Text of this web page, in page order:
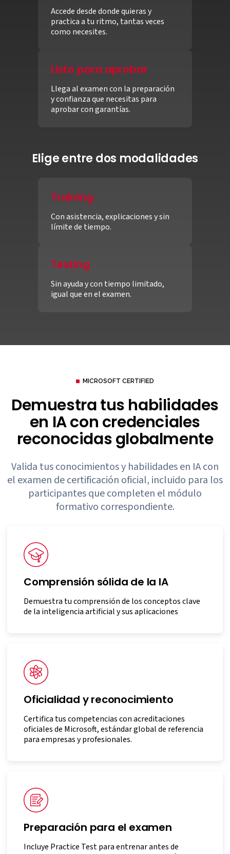
Accede desde donde quieras y
practica a tu ritmo, tantas veces
como necesites.
Listo para aprobar
Llega al examen con la preparación
y confianza que necesitas para
aprobar con garantías.
Elige entre dos modalidades
Training
Con asistencia, explicaciones y sin
límite de tiempo.
Testing
Sin ayuda y con tiempo limitado,
igual que en el examen.
MICROSOFT CERTIFIED
Demuestra tus habilidades
en IA con credenciales
reconocidas globalmente
Valida tus conocimientos y habilidades en IA con
el examen decertificación oficial, incluido para los
participantes que completen el módulo
formativo correspondiente.
Comprensión sólida de la IA
Demuestra tu comprensión de los conceptos clave
de la inteligencia artificial y sus aplicaciones
Oficialidad y reconocimiento
Certifica tus competencias con acreditaciones
oficiales de Microsoft, estándar global de referencia
para empresas y profesionales.
Preparación para el examen
Incluye Practice Test para entrenar antes de